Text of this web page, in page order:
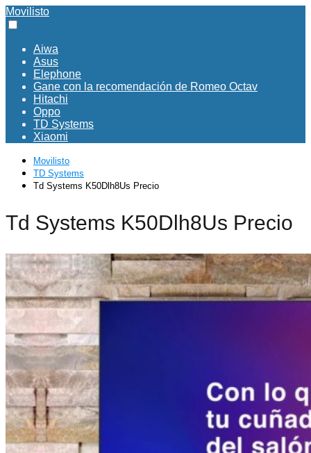
Movilisto
Aiwa
Asus
Elephone
Gane con la recomendación de Romeo Octav
Hitachi
Oppo
TD Systems
Xiaomi
Movilisto
TD Systems
Td Systems K50Dlh8Us Precio
Td Systems K50Dlh8Us Precio